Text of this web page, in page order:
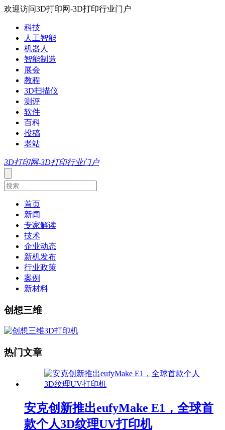
欢迎访问3D打印网-3D打印行业门户
科技
人工智能
机器人
智能制造
展会
教程
3D扫描仪
测评
软件
百科
投稿
老站
3D打印网-3D打印行业门户
首页
新闻
专家解读
技术
企业动态
新机发布
行业政策
案例
新材料
创想三维
热门文章
安克创新推出eufyMake E1，全球首
款个人3D纹理UV打印机